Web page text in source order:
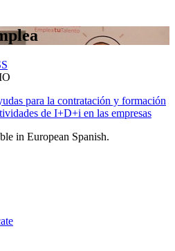
para la contratación y formación
de I+D+i en las empresas
in European Spanish.